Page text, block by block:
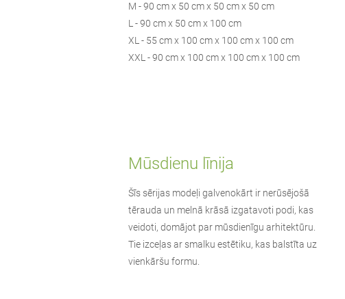
M - 90 cm x 50 cm x 50 cm x 50 cm
L - 90 cm x 50 cm x 100 cm
XL - 55 cm x 100 cm x 100 cm x 100 cm
XXL - 90 cm x 100 cm x 100 cm x 100 cm
Mūsdienu līnija
Šīs sērijas modeļi galvenokārt ir nerūsējošā
tērauda un melnā krāsā izgatavoti podi, kas
veidoti, domājot par mūsdienīgu arhitektūru.
Tie izceļas ar smalku estētiku, kas balstīta uz
vienkāršu formu.